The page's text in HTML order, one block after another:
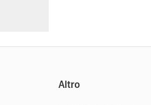
Altro